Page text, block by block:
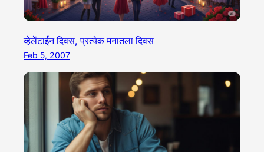
व्हेलेंटाईन दिवस, प्रत्येक मनातला दिवस
Feb 5, 2007